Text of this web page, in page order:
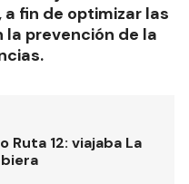
fin de optimizar las
la prevención de la
Ruta 12: viajaba La